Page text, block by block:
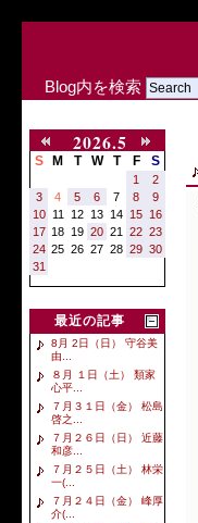
Blog内を検索
2026.5
S M T W T F S
1
2
3
4 5 6 7 8
9
10 11 12 13 14 15 16
17 18 19 20 21 22 23
24 25 26 27 28 29 30
31
最近の記事
8月 2日（日） 守谷美
由...
８月 １日（土） 類家
心平...
７月３１日（金） 松島
啓之...
７月２６日（日） 近藤
和彦...
７月２５日（土） 林栄
一(...
７月２４日（金） 峰厚
介(...